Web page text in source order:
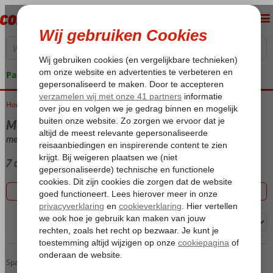
Pakketgarantie
Home Vakantie reizen
Meloneras
met Hotel
7 aanbiedingen
Filter 7 aanbiedingen
Sorteren op:
Home
Lopesan Baobab Resort